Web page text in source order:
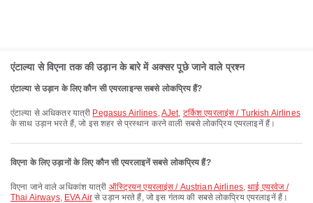
एंटाल्या से विएना तक की उड़ान के बारे में अक्सर पूछे जाने वाले प्रश्न
एंटाल्या से उड़ान के लिए कौन सी एयरलाइन्स सबसे लोकप्रिय हैं?
एंटाल्या से अधिकतर यात्री Pegasus Airlines,AJet, टर्किश एयरलाइंस / Turkish Airlines
के साथ उड़ान भरते हैं, जो इस शहर से प्रस्थान करने वाली सबसे लोकप्रिय एयरलाइनें हैं।
विएना के लिए उड़ानों के लिए कौन सी एयरलाइनें सबसे लोकप्रिय हैं?
विएना जाने वाले अधिकांश यात्री ऑस्ट्रियन एयरलाइंस / Austrian Airlines,थाई एयरवेज /
Thai Airways, EVA Airसे उड़ान भरते हैं, जो इस गंतव्य की सबसे लोकप्रिय एयरलाइनें हैं।